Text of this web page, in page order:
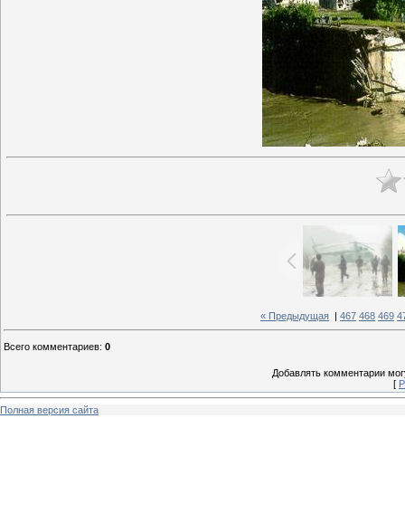
« Предыдущая 467 468 469
Всего комментариев: 0
Добавлять комментарии
[
Полная версия сайта